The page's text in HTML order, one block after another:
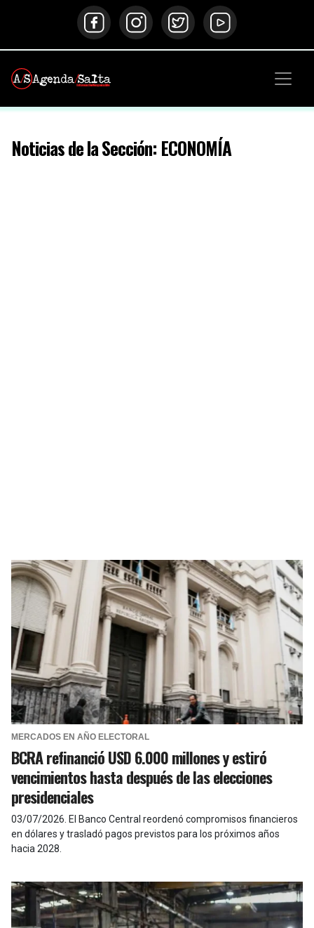
Noticias de la Sección: ECONOMÍA
MERCADOS EN AÑO ELECTORAL
BCRA refinanció USD 6.000 millones y estiró
vencimientos hasta después de las elecciones
presidenciales
03/07/2026 El Banco Central reordenó compromisos financieros
en dólares y trasladó pagos previstos para los próximos años
hacia 2028.